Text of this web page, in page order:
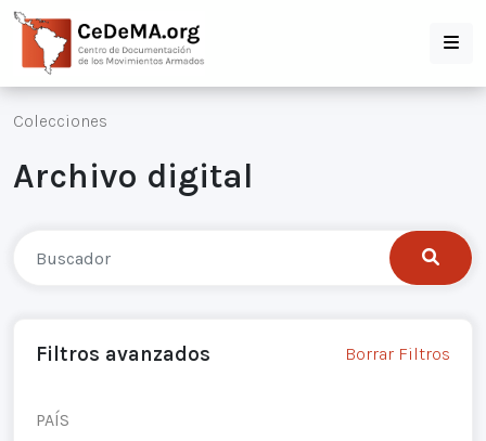
Colecciones
Archivo digital
Filtros avanzados Borrar Filtros
PAÍS